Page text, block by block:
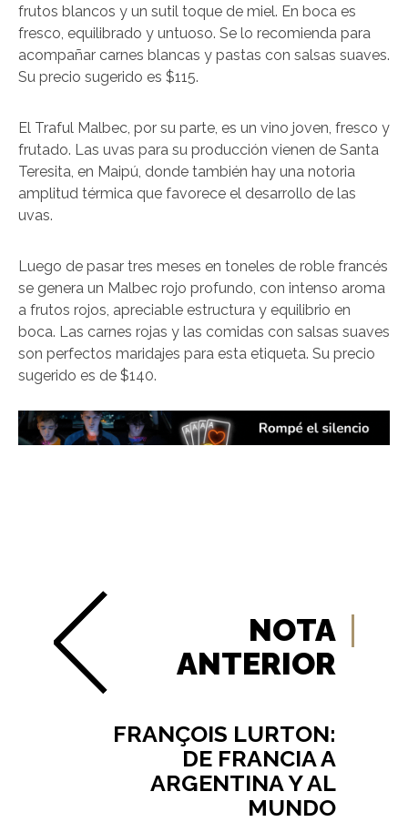
frutos blancos y un sutil toque de miel. En boca es
fresco, equilibrado y untuoso. Se lo recomienda para
acompañar carnes blancas y pastas con salsas suaves.
Su precio sugerido es $115.
El Traful Malbec, por su parte, es un vino joven, fresco y
frutado. Las uvas para su producción vienen de Santa
Teresita, en Maipú, donde también hay una notoria
amplitud térmica que favorece el desarrollo de las
uvas.
Luego de pasar tres meses en toneles de roble francés
se genera un Malbec rojo profundo, con intenso aroma
a frutos rojos, apreciable estructura y equilibrio en
boca. Las carnes rojas y las comidas con salsas suaves
son perfectos maridajes para esta etiqueta. Su precio
sugerido es de $140.
NOTA
ANTERIOR
FRANÇOIS LURTON:
DE FRANCIA A
ARGENTINA Y AL
MUNDO